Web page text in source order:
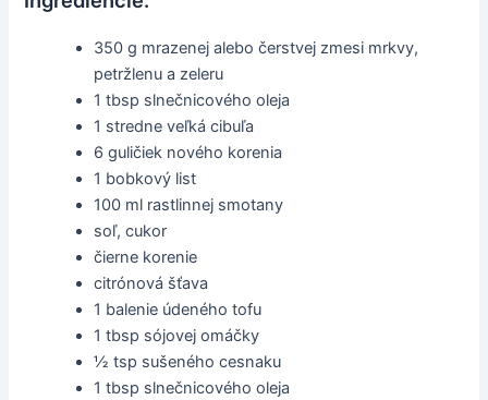
350 g mrazenej alebo čerstvej zmesi mrkvy,
petržlenu a zeleru
1 tbsp slnečnicového oleja
1 stredne veľká cibuľa
6 guličiek nového korenia
1 bobkový list
100 ml rastlinnej smotany
soľ, cukor
čierne korenie
citrónová šťava
1 balenie údeného tofu
1 tbsp sójovej omáčky
½ tsp sušeného cesnaku
1 tbsp slnečnicového oleja